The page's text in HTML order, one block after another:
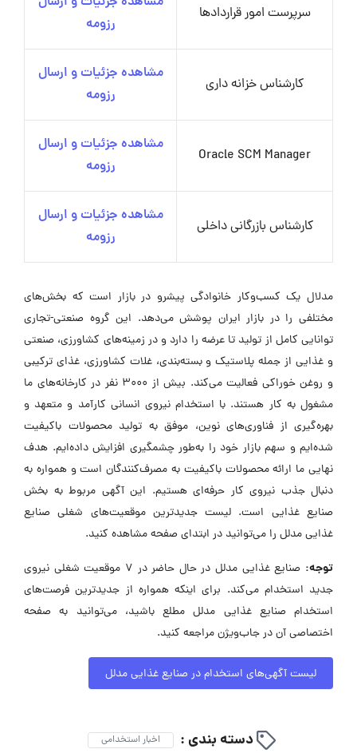
سرپرست امور قراردادها
رزومه
کارشناس خزانه داری
مشاهده جزئیات و ارسال
رزومه
Oracle SCM Manager
مشاهده جزئیات و ارسال
رزومه
کارشناس بازرگانی داخلی
مشاهده جزئیات و ارسال
رزومه
مدلال یک کسب‌وکار خانوادگی پیشرو در بازار است که بخش‌های
مختلفی را در بازار ایران پوشش می‌دهد. این گروه صنعتی-تجاری
توانایی کامل از تولید تا عرضه را دارد و در زمینه‌های کشاورزی، صنعتی
و غذایی از جمله پلاستیک و بسته‌بندی، غلات کشاورزی، غذای ترکیبی
و روغن خوراکی فعالیت می‌کند. بیش از 3000 نفر در کارخانه‌های ما
مشغول به کار هستند. با استخدام نیروی انسانی کارآمد و متعهد و
بهره‌گیری از فناوری‌های نوین، موفق به تولید محصولات باکیفیت
شده‌ایم و سهم بازار خود را به‌طور چشمگیری افزایش داده‌ایم. هدف
نهایی ما ارائه محصولات باکیفیت به مصرف‌کنندگان است و همواره به
دنبال جذب نیروی کار حرفه‌ای هستیم. این آگهی مربوط به بخش
صنایع غذایی است. لیست جدیدترین موقعیت‌های شغلی صنایع
غذایی مدلل را می‌توانید در ابتدای صفحه مشاهده کنید.
توجه:
صنایع غذایی مدلل در حال حاضر در ۷ موقعیت شغلی نیروی
جدید استخدام می‌کند. برای اینکه همواره از جدیدترین فرصت‌های
استخدام صنایع غذایی مدلل مطلع باشید، می‌توانید به صفحه
اختصاصی آن در جاب‌ویژن مراجعه کنید.
لیست آگهی‌های استخدام در صنایع غذایی مدلل
دسته بندی : اخبار استخدامی